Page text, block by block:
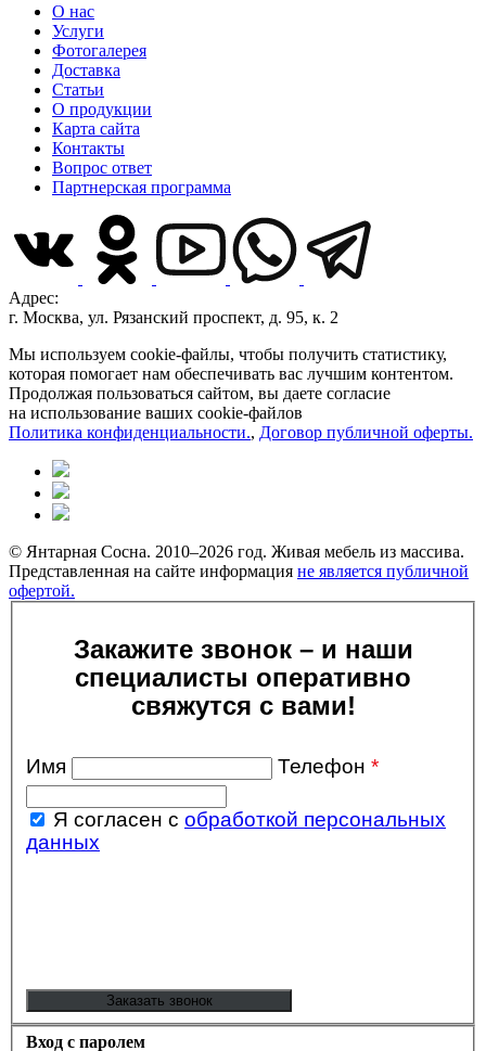
О нас
Услуги
Фотогалерея
Доставка
Статьи
О продукции
Карта сайта
Контакты
Вопрос ответ
Партнерская программа
Адрес:
г. Москва, ул. Рязанский проспект, д. 95, к. 2
Мы используем cookie-файлы, чтобы получить статистику,
которая помогает нам обеспечивать вас лучшим контентом.
Продолжая пользоваться сайтом, вы даете согласие
на использование ваших cookie-файлов
Политика конфиденциальности., Договор публичной оферты.
© Янтарная Сосна. 2010–2026 год. Живая мебель из массива.
Представленная на сайте информация не является публичной
офертой.
Закажите звонок – и наши
специалисты оперативно
свяжутся с вами!
Имя Телефон *
Я согласен с обработкой персональных
данных
Вход с паролем